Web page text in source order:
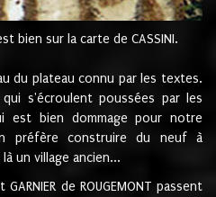
bien sur la carte de CASSINI.
du plateau connu par les textes.
s'écroulent poussées par les
est bien dommage pour notre
préfère construire du neuf à
un village ancien...
de ROUGEMONT passent